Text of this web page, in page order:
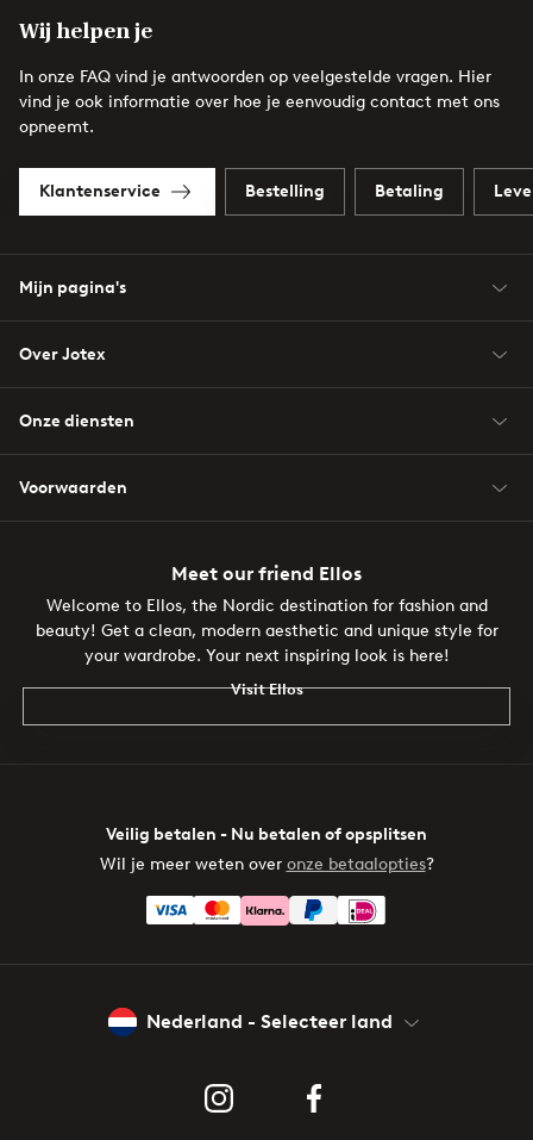
Wij helpen je
In onze FAQ vind je antwoorden op veelgestelde vragen. Hier
vind je ook informatie over hoe je eenvoudig contact met ons
opneemt.
Klantenservice Bestelling Betaling
Mijn pagina's
Over Jotex
Onze diensten
Voorwaarden
Meet our friend Ellos
Welcome to Ellos, the Nordic destination for fashion and
beauty! Get a clean, modern aesthetic and unique style for
your wardrobe. Your next inspiring look is here!
Visit Ellos
Veilig betalen - Nu betalen of opsplitsen
Wil je meer weten over onze betaalopties?
Nederland - Selecteer land
Instagram Facebook